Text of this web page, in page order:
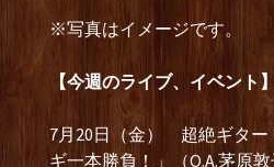
※写真はイメージです。
【今週のライブ、イベント】
7月20日（金） 超絶ギター
ギ一本勝負！」（O.A.茅原敦